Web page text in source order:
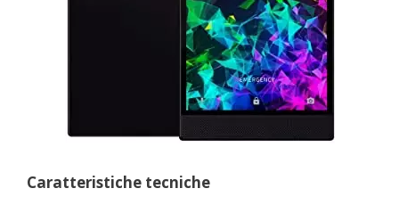
Caratteristiche tecniche